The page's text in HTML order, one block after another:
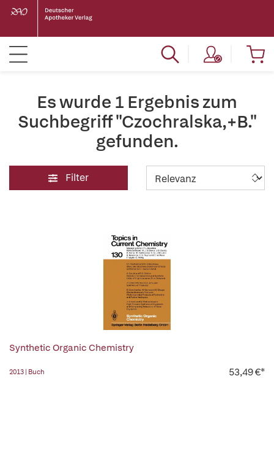
Es wurde 1 Ergebnis zum
Suchbegriff "Czochralska,+B."
gefunden.
Filter
Synthetic Organic Chemistry
2013 | Buch 53,49 €*